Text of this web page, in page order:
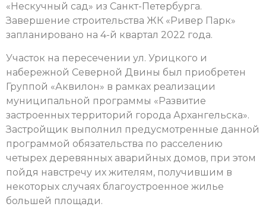
«Нескучный сад» из Санкт-Петербурга.
Завершение строительства ЖК «Ривер Парк»
запланировано на 4-й квартал 2022 года.
Участок на пересечении ул. Урицкого и
набережной Северной Двины был приобретен
Группой «Аквилон» в рамках реализации
муниципальной программы «Развитие
застроенных территорий города Архангельска».
Застройщик выполнил предусмотренные данной
программой обязательства по расселению
четырех деревянных аварийных домов, при этом
пойдя навстречу их жителям, получившим в
некоторых случаях благоустроенное жилье
большей площади.